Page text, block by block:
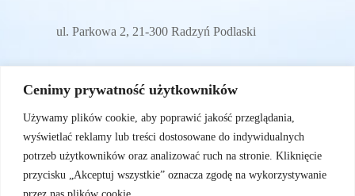
Cenimy prywatność użytkowników
Używamy plików cookie, aby poprawić jakość przeglądania,
wyświetlać reklamy lub treści dostosowane do indywidualnych
potrzeb użytkowników oraz analizować ruch na stronie. Kliknięcie
przycisku „Akceptuj wszystkie” oznacza zgodę na wykorzystywanie
przez nas plików cookie.
ul. Parkowa 2, 21-300 Radzyń Podlaski
E-mail
sylwiam72@wp.pl